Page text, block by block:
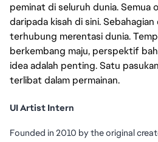
peminat di seluruh dunia. Semua
daripada kisah di sini.
terhubung merentasi dunia.
berkembang maju, perspektif
idea adalah penting. Satu
terlibat dalam permainan.
UI Artist Intern
Founded in 2010 by the original